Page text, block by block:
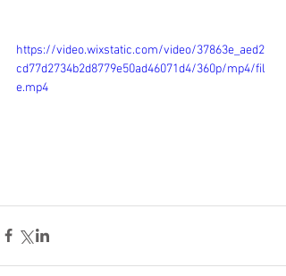
https://video.wixstatic.com/video/37863e_aed2
cd77d2734b2d8779e50ad46071d4/360p/mp4/fil
e.mp4